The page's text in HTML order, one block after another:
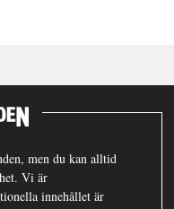
men du kan alltid
Vi är
innehållet är